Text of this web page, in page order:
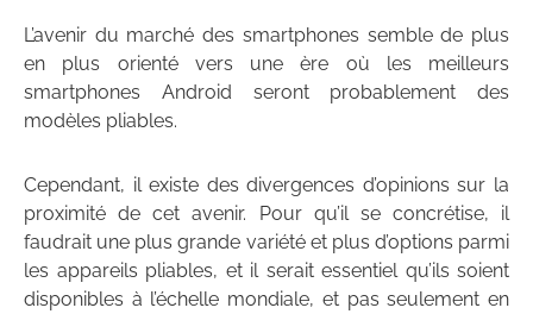
L’avenir du marché des smartphones semble de plus
en plus orienté vers une ère où les meilleurs
smartphones Android seront probablement des
modèles pliables.
Cependant, il existe des divergences d’opinions sur la
proximité de cet avenir. Pour qu’il se concrétise, il
faudrait une plus grande variété et plus d’options parmi
les appareils pliables, et il serait essentiel qu’ils soient
disponibles à l’échelle mondiale, et pas seulement en